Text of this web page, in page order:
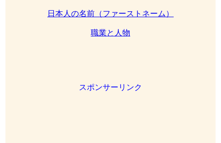
日本人の名前（ファーストネーム）
職業と人物
スポンサーリンク